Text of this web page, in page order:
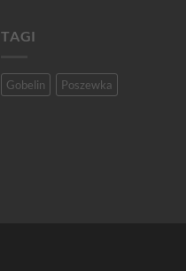
TAGI
Gobelin Poszewka